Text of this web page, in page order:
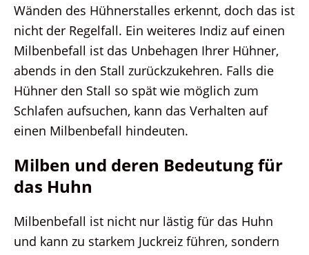
Wänden des Hühnerstalles erkennt, doch das ist
nicht der Regelfall. Ein weiteres Indiz auf einen
Milbenbefall ist das Unbehagen Ihrer Hühner,
abends in den Stall zurückzukehren. Falls die
Hühner den Stall so spät wie möglich zum
Schlafen aufsuchen, kann das Verhalten auf
einen Milbenbefall hindeuten.
Milben und deren Bedeutung für
das Huhn
Milbenbefall ist nicht nur lästig für das Huhn
und kann zu starkem Juckreiz führen, sondern